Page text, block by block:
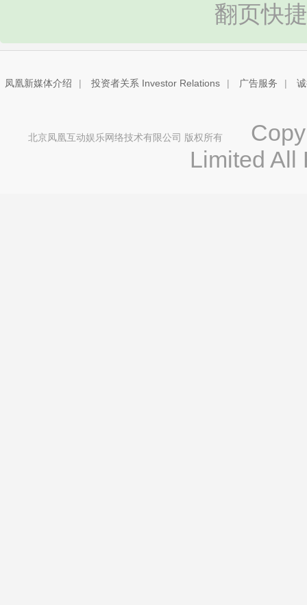
翻页快
凤凰新媒体介绍 | 投资者关系 Investor Relations | 广告服务 |
北京凤凰互动娱乐网络技术有限公司 版权所有
Limited All